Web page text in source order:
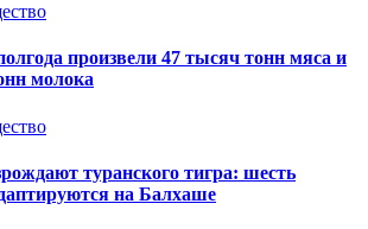
произвели 47 тысяч тонн мяса и
молока
туранского тигра: шесть
на Балхаше